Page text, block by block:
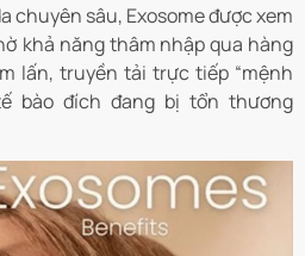
chuyên sâu, Exosome được xem
khả năng thâm nhập qua hàng
lấn, truyền tải trực tiếp “mệnh
bào đích đang bị tổn thương